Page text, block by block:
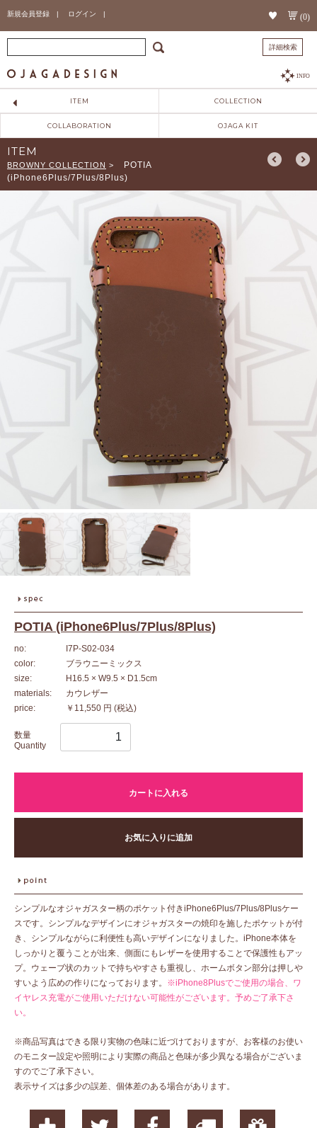
新規会員登録 | ログイン | (0)
詳細検索
INFO
ITEM COLLECTION
COLLABORATION OJAGA KIT
ITEM
BROWNY COLLECTION >
POTIA
(iPhone6Plus/7Plus/8Plus)
POTIA (iPhone6Plus/7Plus/8Plus)
no:
I7P-S02-034
color:
ブラウニーミックス
size:
H16.5 × W9.5 × D1.5cm
materials:
カウレザー
price:
￥11,550 円 (税込)
数量
Quantity
カートに入れる
お気に入りに追加
シンプルなオジャガスター柄のポケット付きiPhone6Plus/7Plus/8Plusケー
スです。シンプルなデザインにオジャガスターの焼印を施したポケットが付
き、シンプルながらに利便性も高いデザインになりました。iPhone本体を
しっかりと覆うことが出来、側面にもレザーを使用することで保護性もアッ
プ。ウェーブ状のカットで持ちやすさも重視し、ホームボタン部分は押しや
すいよう広めの作りになっております。 ※iPhone8Plusでご使用の場合、ワ
イヤレス充電がご使用いただけない可能性がございます。予めご了承下さ
い。
※商品写真はできる限り実物の色味に近づけておりますが、お客様のお使い
のモニター設定や照明により実際の商品と色味が多少異なる場合がございま
すのでご了承下さい。
表示サイズは多少の誤差、個体差のある場合があります。